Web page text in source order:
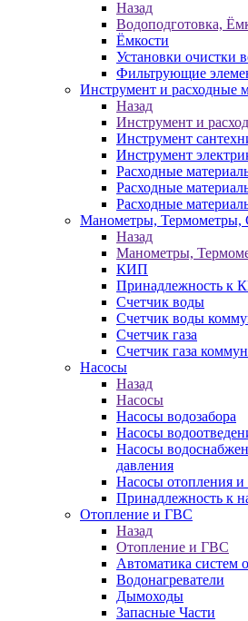
Назад
Водоподготовка,
Ёмкости
Установки очистки
Фильтрующие
Инструмент и расходные
Назад
Инструмент и
Инструмент
Инструмент
Расходные
Расходные
Расходные
Манометры, Термометры,
Назад
Манометры,
КИП
Принадлежность к
Счетчик воды
Счетчик воды
Счетчик газа
Счетчик газа
Насосы
Назад
Насосы
Насосы водозабора
Насосы
Насосы
давления
Насосы отопления
Принадлежность к
Отопление и ГВС
Назад
Отопление и ГВС
Автоматика систем
Водонагреватели
Дымоходы
Запасные Части